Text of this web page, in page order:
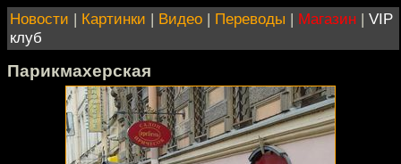
Новости | Картинки | Видео | Переводы | Магазин | VIP
клуб
Парикмахерская